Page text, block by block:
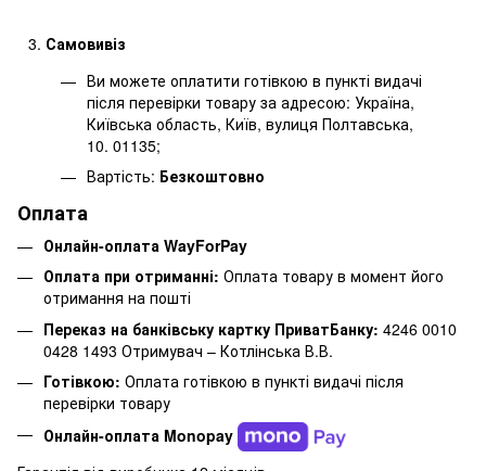
Самовивіз
Ви можете оплатити готівкою в пункті видачі
після перевірки товару за адресою: Україна,
Київська область, Київ, вулиця Полтавська,
10. 01135;
Вартість: Безкоштовно
Оплата
Онлайн-оплата WayForPay
Оплата при отриманні: Оплата товару в момент його
отримання на пошті
Переказ на банківську картку ПриватБанку: 4246 0010
0428 1493 Отримувач – Котлінська В.В.
Готівкою: Оплата готівкою в пункті видачі після
перевірки товару
Онлайн-оплата Monopay